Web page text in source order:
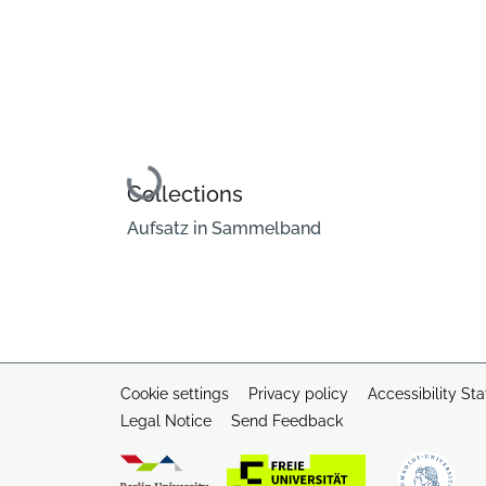
Loading...
Collections
Aufsatz in Sammelband
Cookie settings Privacy policy
Accessibility
Legal Notice
Send Feedback